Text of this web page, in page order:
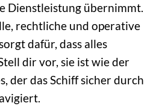
Dienstleistung übernimmt.
rechtliche und operative
dafür, dass alles
dir vor, sie ist wie der
der das Schiff sicher durch